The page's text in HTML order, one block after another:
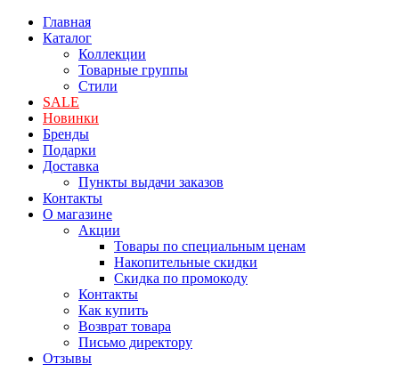
Главная
Каталог
Коллекции
Товарные группы
Стили
SALE
Новинки
Бренды
Подарки
Доставка
Пункты выдачи заказов
Контакты
О магазине
Акции
Товары по специальным ценам
Накопительные скидки
Скидка по промокоду
Контакты
Как купить
Возврат товара
Письмо директору
Отзывы